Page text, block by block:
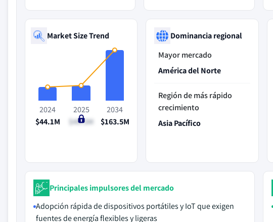
Market Size Trend
2024
$44.1M
2025
$49.3M
2034
$163.5M
Dominancia regional
Mayor mercado
América del Norte
Región de más rápido
crecimiento
Asia Pacífico
Principales impulsores del mercado
Adopción rápida de dispositivos portátiles y IoT que exigen
fuentes de energía flexibles y ligeras